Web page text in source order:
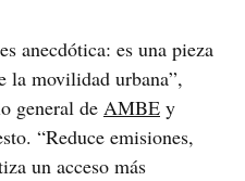
anecdótica: es una pieza
la movilidad urbana”,
general de AMBE y
“Reduce emisiones,
un acceso más